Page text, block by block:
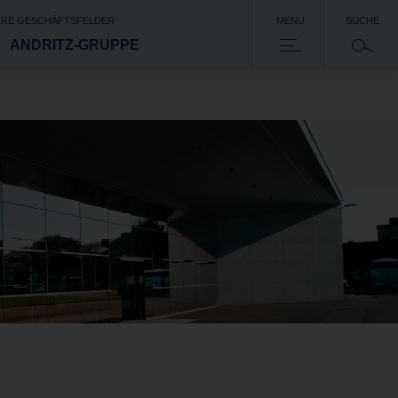
GESCHÄFTSFELDER
ANDRITZ-GRUPPE
MENU SUCHE